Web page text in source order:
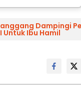
Dampingi
Untuk Ibu Hamil